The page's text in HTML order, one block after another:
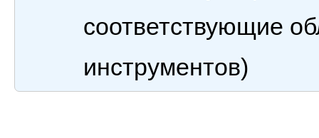
соответствующие
инструментов)